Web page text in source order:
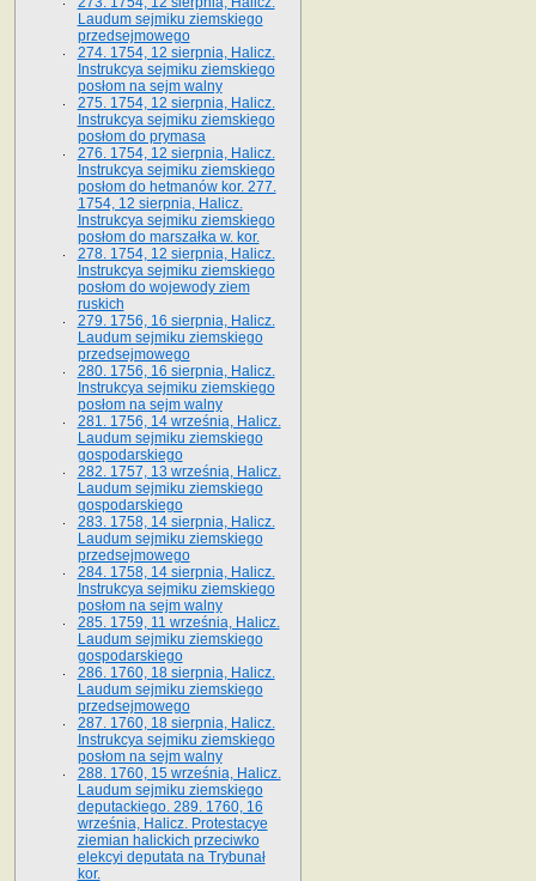
Laudum sejmiku ziemskiego
przedsejmowego
274. 1754, 12 sierpnia, Halicz.
Instrukcya sejmiku ziemskiego
posłom na sejm walny
275. 1754, 12 sierpnia, Halicz.
Instrukcya sejmiku ziemskiego
posłom do prymasa
276. 1754, 12 sierpnia, Halicz.
Instrukcya sejmiku ziemskiego
posłom do hetmanów kor. 277.
1754, 12 sierpnia, Halicz.
Instrukcya sejmiku ziemskiego
posłom do marszałka w. kor.
278. 1754, 12 sierpnia, Halicz.
Instrukcya sejmiku ziemskiego
posłom do wojewody ziem
ruskich
279. 1756, 16 sierpnia, Halicz.
Laudum sejmiku ziemskiego
przedsejmowego
280. 1756, 16 sierpnia, Halicz.
Instrukcya sejmiku ziemskiego
posłom na sejm walny
281. 1756, 14 września, Halicz.
Laudum sejmiku ziemskiego
gospodarskiego
282. 1757, 13 września, Halicz.
Laudum sejmiku ziemskiego
gospodarskiego
283. 1758, 14 sierpnia, Halicz.
Laudum sejmiku ziemskiego
przedsejmowego
284. 1758, 14 sierpnia, Halicz.
Instrukcya sejmiku ziemskiego
posłom na sejm walny
285. 1759, 11 września, Halicz.
Laudum sejmiku ziemskiego
gospodarskiego
286. 1760, 18 sierpnia, Halicz.
Laudum sejmiku ziemskiego
przedsejmowego
287. 1760, 18 sierpnia, Halicz.
Instrukcya sejmiku ziemskiego
posłom na sejm walny
288. 1760, 15 września, Halicz.
Laudum sejmiku ziemskiego
deputackiego. 289. 1760, 16
września, Halicz. Protestacye
ziemian halickich przeciwko
elekcyi deputata na Trybunał
kor.